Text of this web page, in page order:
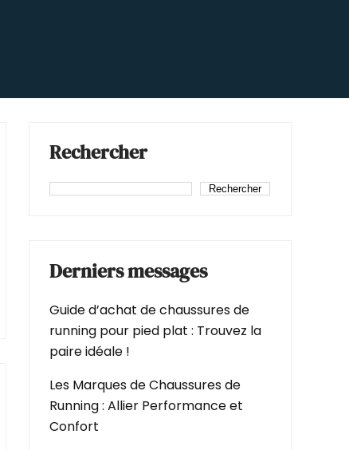
Rechercher
Rechercher
Derniers messages
Guide d’achat de chaussures de
running pour pied plat : Trouvez la
paire idéale !
Les Marques de Chaussures de
Running : Allier Performance et
Confort